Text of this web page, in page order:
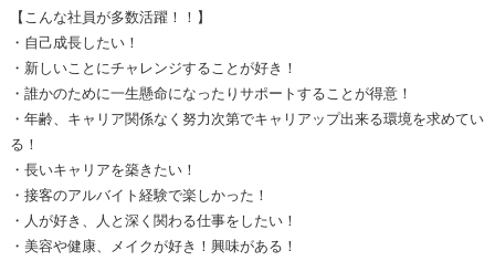
【こんな社員が多数活躍！！】
・自己成長したい！
・新しいことにチャレンジすることが好き！
・誰かのために一生懸命になったりサポートすることが得意！
・年齢、キャリア関係なく努力次第でキャリアップ出来る環境を求めてい
る！
・長いキャリアを築きたい！
・接客のアルバイト経験で楽しかった！
・人が好き、人と深く関わる仕事をしたい！
・美容や健康、メイクが好き！興味がある！